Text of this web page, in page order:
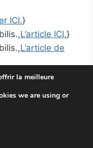
ICI.}
L’article ICI.}
L’article de
enla meilleure
we are using or